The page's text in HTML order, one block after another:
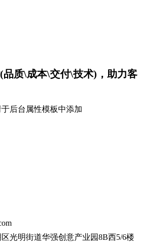
质\成本\交付\技术)，助力客
后台属性模板中添加
光明街道华强创意产业园8B西5/6楼